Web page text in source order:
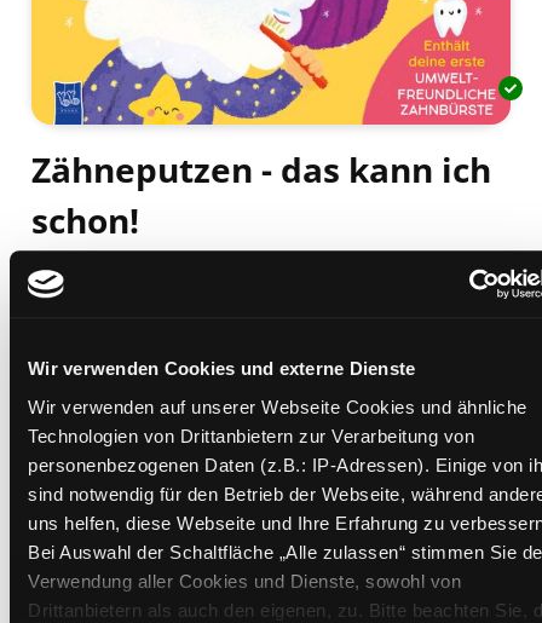
Wir verwenden Cookies und externe Dienste
Wir verwenden auf unserer Webseite Cookies und ähnliche
Technologien von Drittanbietern zur Verarbeitung von
personenbezogenen Daten (z.B.: IP-Adressen). Einige von
sind notwendig für den Betrieb der Webseite, während
uns helfen, diese Webseite und Ihre Erfahrung zu
Bei Auswahl der Schaltfläche „Alle zulassen“ stimmen Sie
Verwendung aller Cookies und Dienste, sowohl von
Drittanbietern als auch den eigenen, zu. Bitte beachten Sie,
Zähneputzen - das kann ich
schon!
Mediengruppe:Kinderbuch
Verfasser:
Mehr Informationen ein-/ausblenden
Exemplare
Zweigstelle:Ost - Schillerstraße
Signatur: JD.K GOL